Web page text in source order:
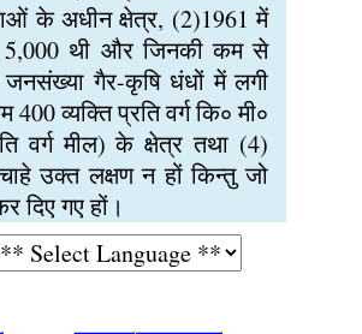
के अधीन क्षेत्र, (2)1961 में
5,000 थी और जिनकी कम से
गैर-कृषि धंधों में लगी
व्यक्ति प्रति वर्ग कि∘ मी∘
वर्ग मील) के क्षेत्र तथा (4)
उक्त लक्षण न हों किन्तु जो
दिए गए हों।